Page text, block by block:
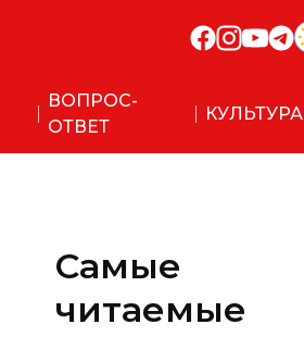
ВОПРОС-
ОТВЕТ
КУЛЬТУРА
Самые
читаемые